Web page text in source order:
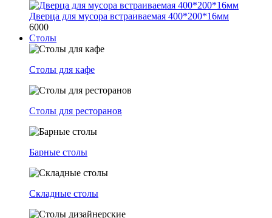
Дверца для мусора встраиваемая 400*200*16мм
6000
Столы
Столы для кафе
Столы для ресторанов
Барные столы
Складные столы